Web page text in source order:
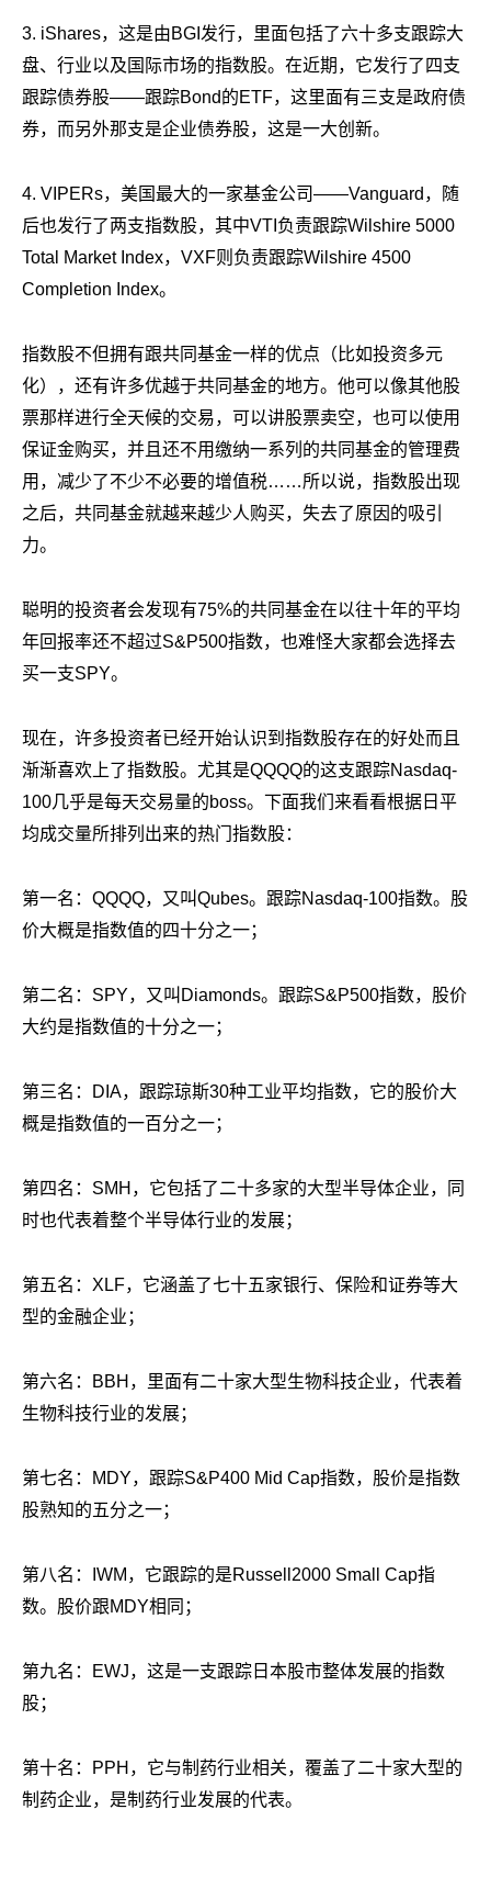
3. iShares，这是由BGI发行，里面包括了六十多支跟踪大
盘、行业以及国际市场的指数股。在近期，它发行了四支
跟踪债券股——跟踪Bond的ETF，这里面有三支是政府债
券，而另外那支是企业债券股，这是一大创新。
4. VIPERs，美国最大的一家基金公司——Vanguard，随
后也发行了两支指数股，其中VTI负责跟踪Wilshire 5000
Total Market Index，VXF则负责跟踪Wilshire 4500
Completion Index。
指数股不但拥有跟共同基金一样的优点（比如投资多元
化），还有许多优越于共同基金的地方。他可以像其他股
票那样进行全天候的交易，可以讲股票卖空，也可以使用
保证金购买，并且还不用缴纳一系列的共同基金的管理费
用，减少了不少不必要的增值税……所以说，指数股出现
之后，共同基金就越来越少人购买，失去了原因的吸引
力。
聪明的投资者会发现有75%的共同基金在以往十年的平均
年回报率还不超过S&P500指数，也难怪大家都会选择去
买一支SPY。
现在，许多投资者已经开始认识到指数股存在的好处而且
渐渐喜欢上了指数股。尤其是QQQQ的这支跟踪Nasdaq-
100几乎是每天交易量的boss。下面我们来看看根据日平
均成交量所排列出来的热门指数股：
第一名：QQQQ，又叫Qubes。跟踪Nasdaq-100指数。股
价大概是指数值的四十分之一；
第二名：SPY，又叫Diamonds。跟踪S&P500指数，股价
大约是指数值的十分之一；
第三名：DIA，跟踪琼斯30种工业平均指数，它的股价大
概是指数值的一百分之一；
第四名：SMH，它包括了二十多家的大型半导体企业，同
时也代表着整个半导体行业的发展；
第五名：XLF，它涵盖了七十五家银行、保险和证券等大
型的金融企业；
第六名：BBH，里面有二十家大型生物科技企业，代表着
生物科技行业的发展；
第七名：MDY，跟踪S&P400 Mid Cap指数，股价是指数
股熟知的五分之一；
第八名：IWM，它跟踪的是Russell2000 Small Cap指
数。股价跟MDY相同；
第九名：EWJ，这是一支跟踪日本股市整体发展的指数
股；
第十名：PPH，它与制药行业相关，覆盖了二十家大型的
制药企业，是制药行业发展的代表。